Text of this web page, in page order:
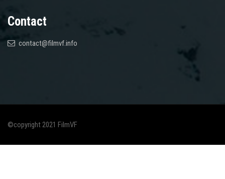
Contact
contact@filmvf.info
©copyright 2021 FilmVF